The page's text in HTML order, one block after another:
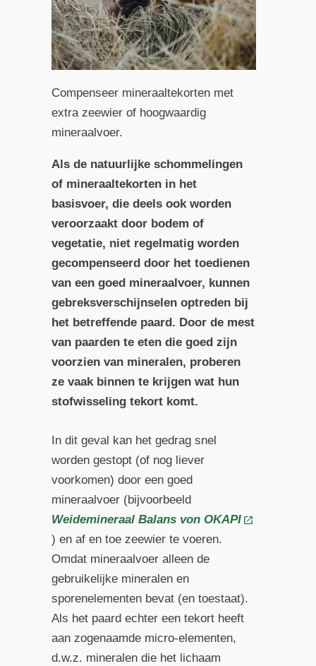
Compenseer mineraaltekorten met
extra zeewier of hoogwaardig
mineraalvoer.
Als de natuurlijke schommelingen
of mineraaltekorten in het
basisvoer, die deels ook worden
veroorzaakt door bodem of
vegetatie, niet regelmatig worden
gecompenseerd door het toedienen
van een goed mineraalvoer, kunnen
gebreksverschijnselen optreden bij
het betreffende paard. Door de mest
van paarden te eten die goed zijn
voorzien van mineralen, proberen
ze vaak binnen te krijgen wat hun
stofwisseling tekort komt.
In dit geval kan het gedrag snel
worden gestopt (of nog liever
voorkomen) door een goed
mineraalvoer (bijvoorbeeld
Weidemineraal Balans von OKAPI
) en af en toe zeewier te voeren.
Omdat mineraalvoer alleen de
gebruikelijke mineralen en
sporenelementen bevat (en toestaat).
Als het paard echter een tekort heeft
aan zogenaamde micro-elementen,
d.w.z. mineralen die het lichaam